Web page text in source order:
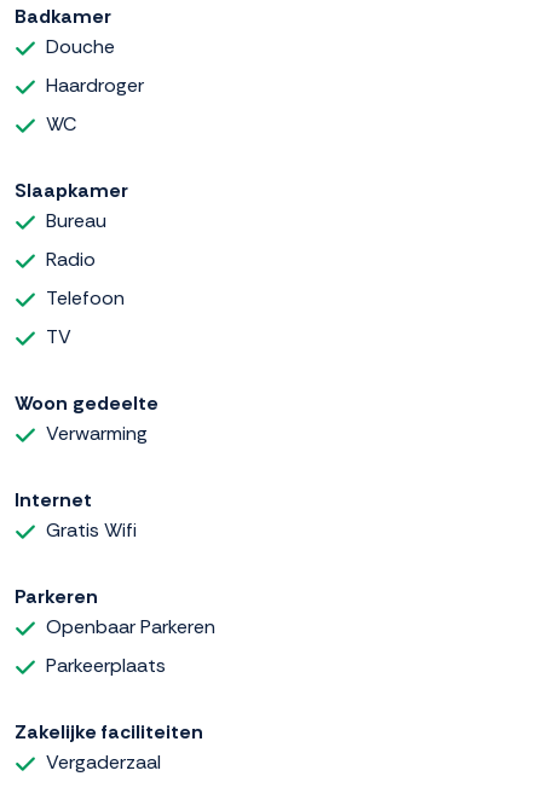
Badkamer
Douche
Haardroger
WC
Slaapkamer
Bureau
Radio
Telefoon
TV
Woon gedeelte
Verwarming
Internet
Gratis Wifi
Parkeren
Openbaar Parkeren
Parkeerplaats
Zakelijke faciliteiten
Vergaderzaal